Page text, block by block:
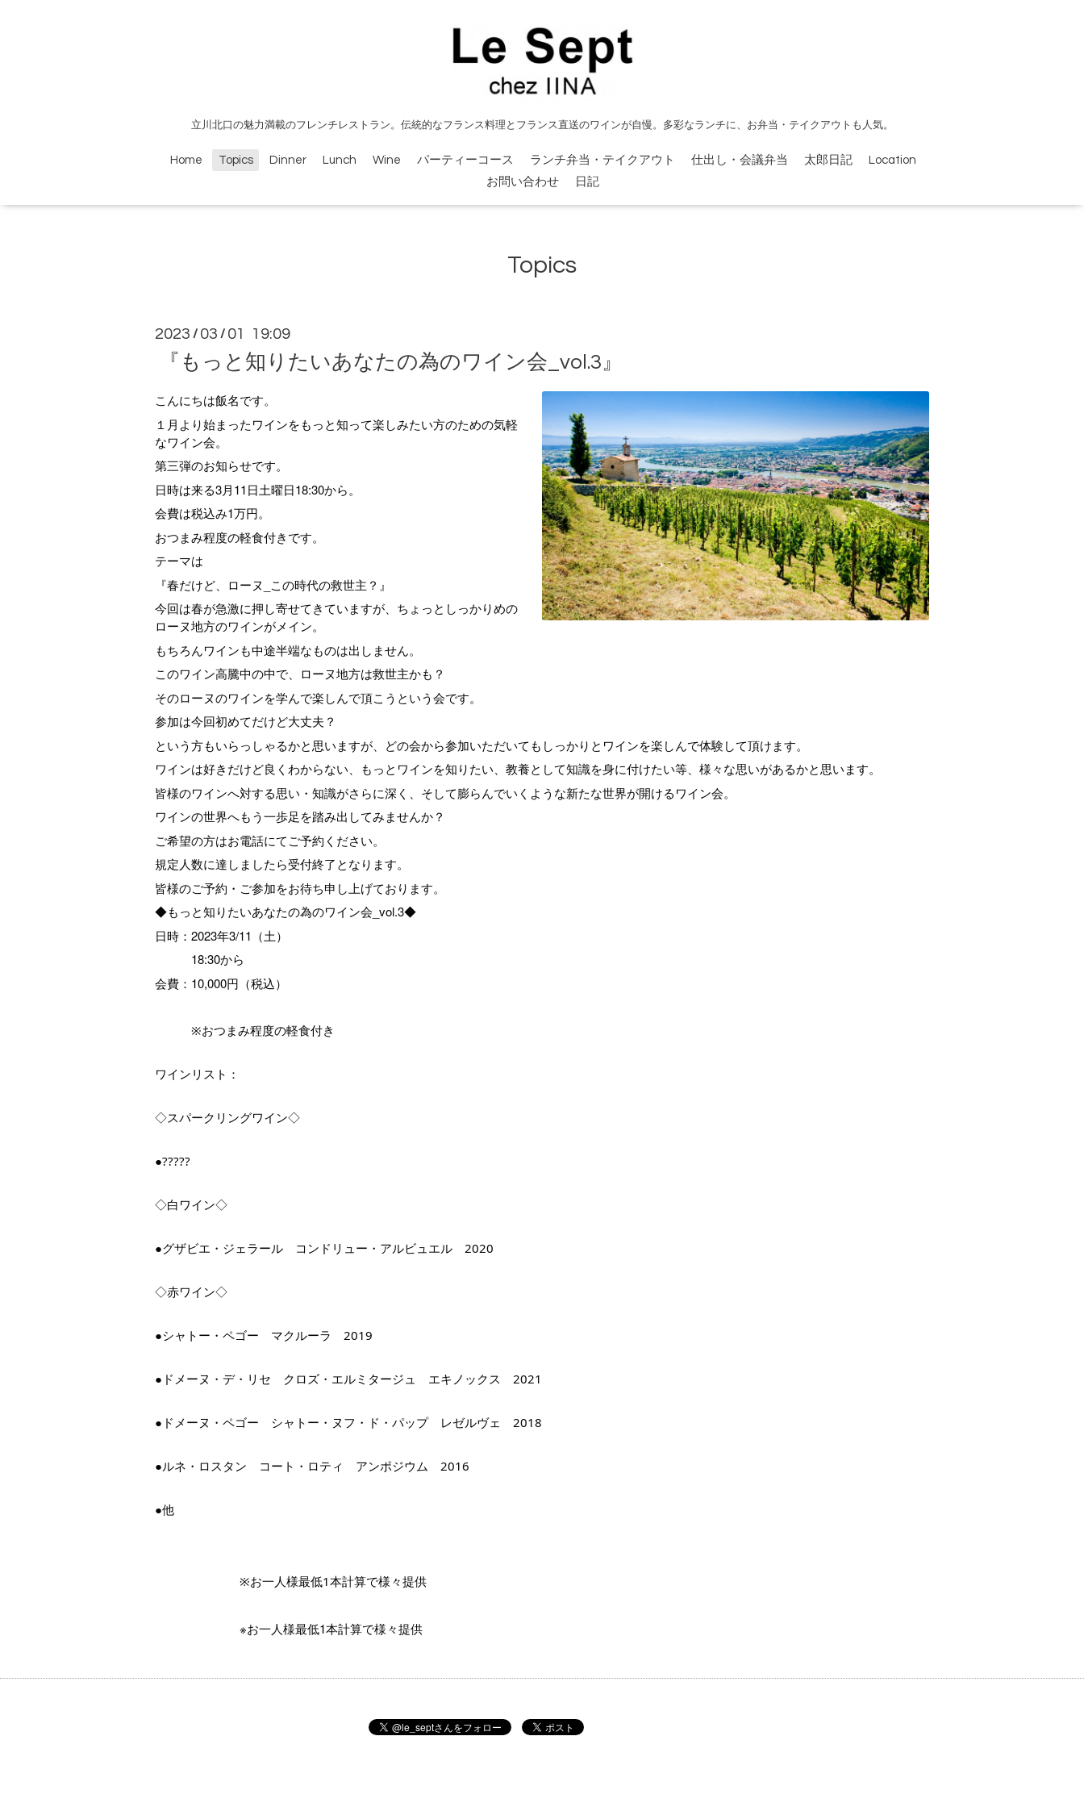
立川北口の魅力満載のフレンチレストラン。伝統的なフランス料理とフランス直送のワインが自慢。多彩なランチに、お弁当・テイクアウトも人気。
Home Topics Dinner Lunch Wine パーティーコース ランチ弁当・テイクアウト 仕出し・会議弁当 太郎日記
Location
お問い合わせ
日記
Topics
2023 / 03 / 01 19:09
『もっと知りたいあなたの為のワイン会_vol.3』
こんにちは飯名です。
１月より始まったワインをもっと知って楽しみたい方のための気軽
なワイン会。
第三弾のお知らせです。
日時は来る3月11日土曜日18:30から。
会費は税込み1万円。
おつまみ程度の軽食付きです。
テーマは
『春だけど、ローヌ_この時代の救世主？』
今回は春が急激に押し寄せてきていますが、ちょっとしっかりめの
ローヌ地方のワインがメイン。
もちろんワインも中途半端なものは出しません。
このワイン高騰中の中で、ローヌ地方は救世主かも？
そのローヌのワインを学んで楽しんで頂こうという会です。
参加は今回初めてだけど大丈夫？
という方もいらっしゃるかと思いますが、どの会から参加いただいてもしっかりとワインを楽しんで体験して頂けます。
ワインは好きだけど良くわからない、もっとワインを知りたい、教養として知識を身に付けたい等、様々な思いがあるかと思います。
皆様のワインへ対する思い・知識がさらに深く、そして膨らんでいくような新たな世界が開けるワイン会。
ワインの世界へもう一歩足を踏み出してみませんか？
ご希望の方はお電話にてご予約ください。
規定人数に達しましたら受付終了となります。
皆様のご予約・ご参加をお待ち申し上げております。
◆もっと知りたいあなたの為のワイン会_vol.3◆
日時：2023年3/11（土）
18:30から
会費：10,000円（税込）
※おつまみ程度の軽食付き
ワインリスト：
◇スパークリングワイン◇
●?????
◇白ワイン◇
●グザビエ・ジェラール　コンドリュー・アルビュエル　2020
◇赤ワイン◇
●シャトー・ペゴー　マクルーラ　2019
●ドメーヌ・デ・リセ　クロズ・エルミタージュ　エキノックス　2021
●ドメーヌ・ペゴー　シャトー・ヌフ・ド・パップ　レゼルヴェ　2018
●ルネ・ロスタン　コート・ロティ　アンポジウム　2016
●他
※お一人様最低1本計算で様々提供
※お一人様最低1本計算で様々提供